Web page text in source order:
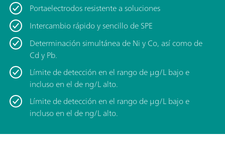
Portaelectrodos resistente a soluciones
Intercambio rápido y sencillo de SPE
Determinación simultánea de Ni y Co, así como de
Cd y Pb.
Límite de detección en el rango de μg/L bajo e
incluso en el de ng/L alto.
Límite de detección en el rango de μg/L bajo e
incluso en el de ng/L alto.